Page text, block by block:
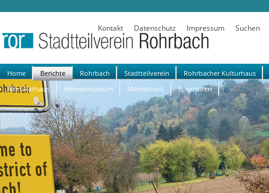
Kontakt Datenschutz Impressum Suchen
Navigation
überspringen
Home Berichte Rohrbach Stadtteilverein
Rohrbacher Kulturhaus
Altes Rathaus
Heimatmuseum Mitmachen! Sponsoren